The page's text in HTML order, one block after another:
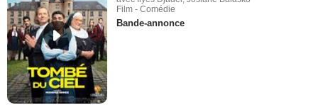
Film - Comédie
Bande-annonce